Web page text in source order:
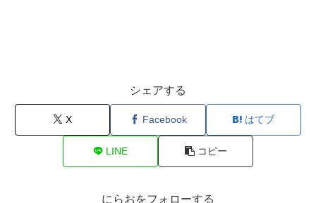
シェアする
X Facebook はてブ
LINE コピー
にらおをフォローする